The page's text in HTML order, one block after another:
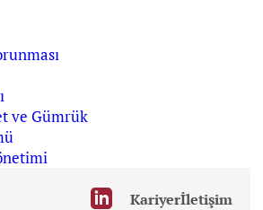
ve Gümrük
Kariyerİletişim